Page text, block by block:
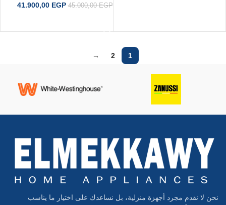
45.000,00EGP
41.900,00 EGP
1
2
→
نحن لا نقدم مجرد أجهزة منزلية، بل نساعدك على اختيار ما يناسب